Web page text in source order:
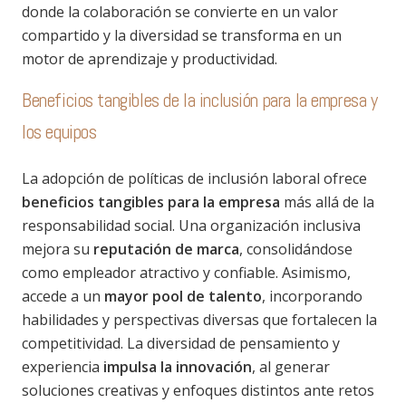
donde la colaboración se convierte en un valor
compartido y la diversidad se transforma en un
motor de aprendizaje y productividad.
Beneficios tangibles de la inclusión para la empresa y
los equipos
La adopción de políticas de inclusión laboral ofrece
beneficios tangibles para la empresa más allá de la
responsabilidad social. Una organización inclusiva
mejora su reputación de marca, consolidándose
como empleador atractivo y confiable. Asimismo,
accede a un mayor pool de talento, incorporando
habilidades y perspectivas diversas que fortalecen la
competitividad. La diversidad de pensamiento y
experiencia impulsa la innovación, al generar
soluciones creativas y enfoques distintos ante retos